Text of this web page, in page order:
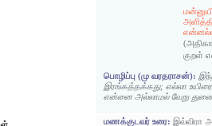
குறள்
பொழிப்பு (மு வரதராசன்):
இரங்கத்தக்கது; எல்லா
என்னை அல்லாமல் வேறு துணை
மணக்குடவர் உரை:இவ்விரா